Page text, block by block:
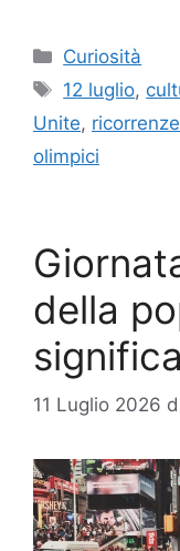
Categorie
Curiosità
Tag
12 luglio,
Unite, ricorrenze
olimpici
della
11 Luglio 2026